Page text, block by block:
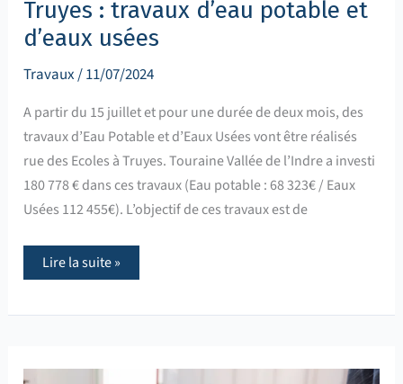
Truyes : travaux d’eau potable et
d’eaux usées
Travaux/11/07/2024
A partir du 15 juillet et pour une durée de deux mois, des
travaux d’Eau Potable et d’Eaux Usées vont être réalisés
rue des Ecoles à Truyes. Touraine Vallée de l’Indre a investi
180 778 € dans ces travaux (Eau potable : 68 323€ / Eaux
Usées 112 455€). L’objectif de ces travaux est de
Lire la suite »
: